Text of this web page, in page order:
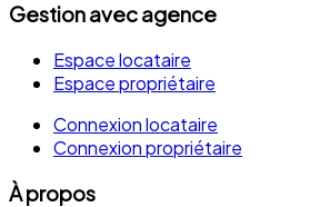
Gestion avec agence
Espace locataire
Espace propriétaire
Connexion locataire
Connexion propriétaire
À propos